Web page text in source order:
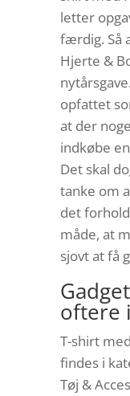
letter
færdig. Så
Hjerte &
opfattet
at der
indkøbe
Det skal
tanke om
det
måde, at
sjovt at få
oftere
T-shirt
findes i
Tøj &